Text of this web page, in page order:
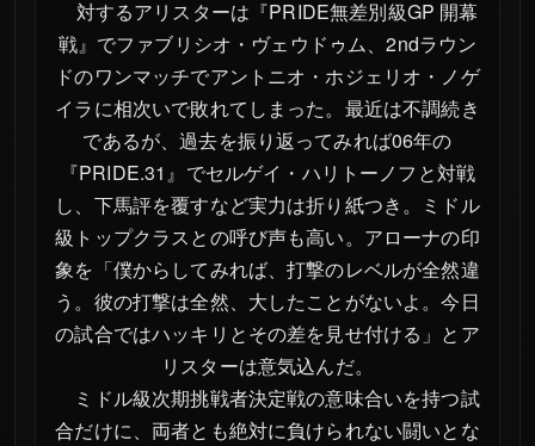
PRIDE.25
PRIDE.24
PRIDE.23
PRIDE.22
PRIDE.21
PRIDE.20
PRIDE.19
PRIDE.18
PRIDE.17
PRIDE.16
PRIDE.15
対するアリスターは『PRIDE無差別級GP 開幕
戦』でファブリシオ・ヴェウドゥム、2ndラウン
ドのワンマッチでアントニオ・ホジェリオ・ノゲ
イラに相次いで敗れてしまった。最近は不調続き
であるが、過去を振り返ってみれば06年の
『PRIDE.31』でセルゲイ・ハリトーノフと対戦
し、下馬評を覆すなど実力は折り紙つき。ミドル
級トップクラスとの呼び声も高い。アローナの印
象を「僕からしてみれば、打撃のレベルが全然違
う。彼の打撃は全然、大したことがないよ。今日
の試合ではハッキリとその差を見せ付ける」とア
リスターは意気込んだ。
ミドル級次期挑戦者決定戦の意味合いを持つ試
合だけに、両者とも絶対に負けられない闘いとな